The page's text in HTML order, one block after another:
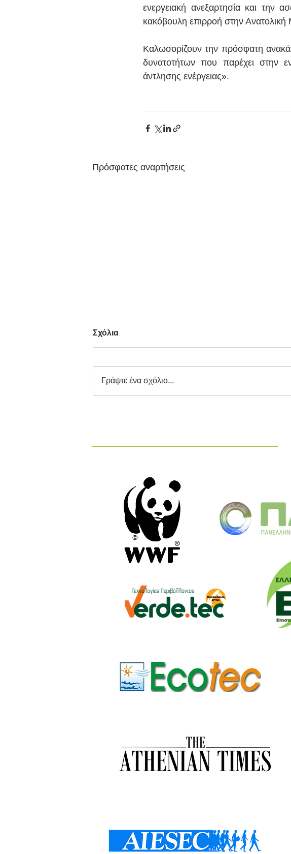
ενεργειακή ανεξαρτησία και την
κακόβουλη επιρροή στην
Καλωσορίζουν την πρόσφατη
δυνατοτήτων που παρέχει στην
άντλησης ενέργειας».
Πρόσφατες αναρτήσεις
Σχόλια
Γράψτε ένα σχόλιο...